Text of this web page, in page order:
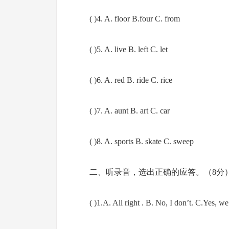
( )4. A. floor B.four C. from
( )5. A. live B. left C. let
( )6. A. red B. ride C. rice
( )7. A. aunt B. art C. car
( )8. A. sports B. skate C. sweep
二、听录音，选出正确的应答。（8分）
( )1.A. All right . B. No, I don’t. C.Yes,